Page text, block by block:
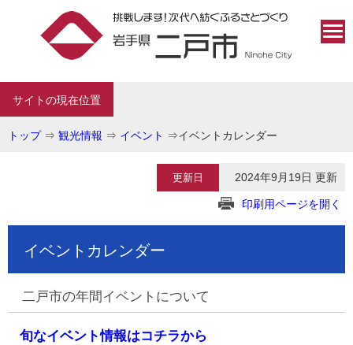
サイトの現在位置
トップ⇒ 観光情報 ⇒ イベント ⇒イベントカレンダー
更新日 2024年9月19日 更新
印刷用ページを開く
イベントカレンダー
二戸市の年間イベントについて
旬なイベント情報はコチラから